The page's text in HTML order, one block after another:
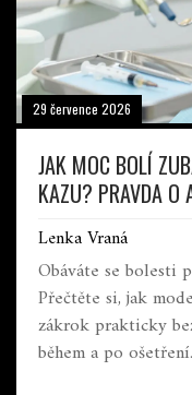
29 července 2026
JAK MOC BOLÍ
KAZU? PRAVDA O
Lenka Vraná
Obáváte se bolesti
Přečtěte si, jak
zákrok prakticky
během a po ošetření.